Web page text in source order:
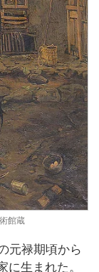
館蔵
元禄期頃から
生まれた。